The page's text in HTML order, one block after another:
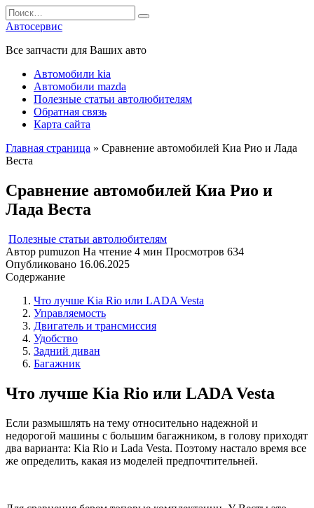
Перейти
к
содержанию
Search
for:
Автосервис
Все запчасти для Ваших авто
Автомобили kia
Автомобили mazda
Полезные статьи автолюбителям
Обратная связь
Карта сайта
Главная страница » Сравнение автомобилей Киа Рио и Лада
Веста
Сравнение автомобилей Киа Рио и
Лада Веста
Полезные статьи автолюбителям
Автор pumuzon На чтение 4 мин Просмотров 634
Опубликовано 16.06.2025
Содержание
Что лучше Kia Rio или LADA Vesta
Управляемость
Двигатель и трансмиссия
Удобство
Задний диван
Багажник
Что лучше Kia Rio или LADA Vesta
Если размышлять на тему относительно надежной и
недорогой машины с большим багажником, в голову приходят
два варианта: Kia Rio и Lada Vesta. Поэтому настало время все
же определить, какая из моделей предпочтительней.